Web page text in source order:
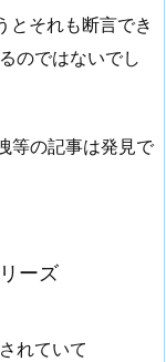
とそれも断言でき
のではないでし
等の記事は発見で
ーズ
れていて